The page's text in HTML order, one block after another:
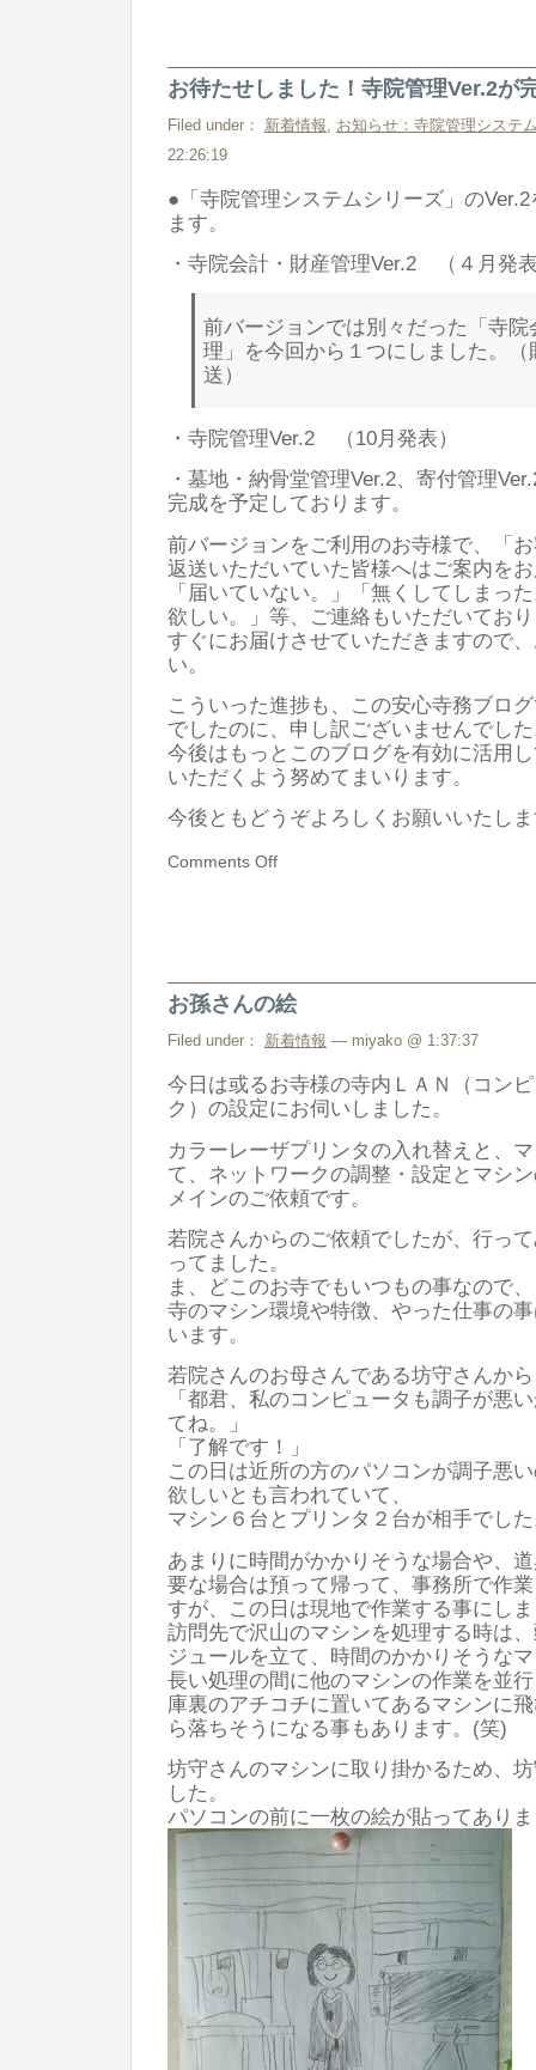
お待たせしました！寺院管理Ver.2が
Filed under： 新着情報
お知らせ：寺院管理システ
22:26:19
●「寺院管理システムシリーズ」の
ます。
・寺院会計・財産管理Ver.2 （４月発
前バージョンでは別々だった「寺
理」を今回から１つにしました。（
送）
・寺院管理Ver.2 （10月発表）
・墓地・納骨堂管理Ver.2、寄付管理
完成を予定しております。
前バージョンをご利用のお寺様で、「
返送いただいていた皆様へはご案内を
「届いていない。」「無くしてしまっ
欲しい。」等、ご連絡もいただいてお
すぐにお届けさせていただきますので
い。
こういった進捗も、この安心寺務ブロ
でしたのに、申し訳ございませんでし
今後はもっとこのブログを有効に活用
いただくよう努めてまいります。
今後ともどうぞよろしくお願いいたし
Comments Off
お孫さんの絵
Filed under： 新着情報 — miyako @ 1:37:37
今日は或るお寺様の寺内ＬＡＮ（コン
ク）の設定にお伺いしました。
カラーレーザプリンタの入れ替えと、
て、ネットワークの調整・設定とマシ
メインのご依頼です。
若院さんからのご依頼でしたが、行っ
ってました。
ま、どこのお寺でもいつもの事なので
寺のマシン環境や特徴、やった仕事の
います。
若院さんのお母さんである坊守さんから
「都君、私のコンピュータも調子が悪
てね。」
「了解です！」
この日は近所の方のパソコンが調子悪
欲しいとも言われていて、
マシン６台とプリンタ２台が相手でし
あまりに時間がかかりそうな場合や、
要な場合は預って帰って、事務所で作
すが、この日は現地で作業する事にし
訪問先で沢山のマシンを処理する時は
ジュールを立て、時間のかかりそうな
長い処理の間に他のマシンの作業を並
庫裏のアチコチに置いてあるマシンに
ら落ちそうになる事もあります。(笑)
坊守さんのマシンに取り掛かるため、
した。
パソコンの前に一枚の絵が貼ってあり